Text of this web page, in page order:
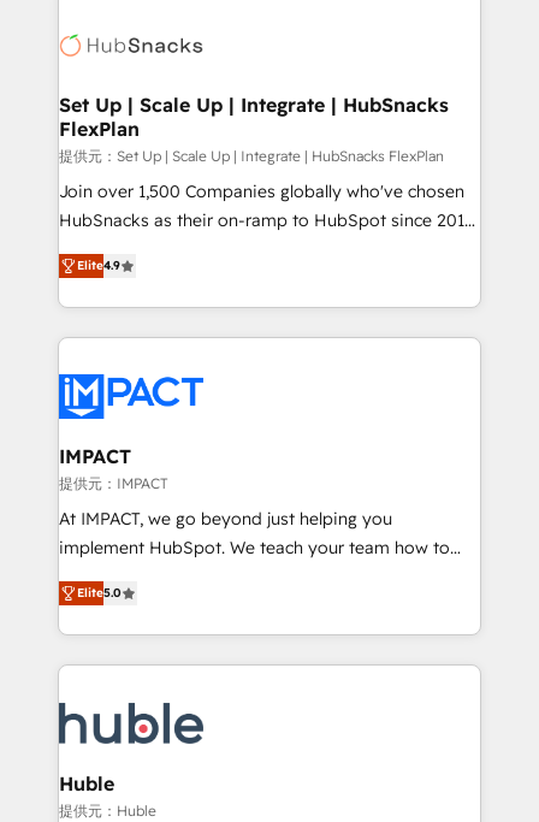
WooCommerce, BuilderTrend, and more Experience
the difference — reach out to see how AI + HubSpot
HubSpot development: websites, custom modules,
marketing, advertising, campaigns, content and
design We connect people, data and technology to
improve customer experiences. With our bright
people, exciting ideas and can-do mentality, we
ensure revenue growth on a daily basis. So tell us
team of 100+ experts is ready for you! Driving digital
growth | www.brightdigital.com
Set Up | Scale Up | Integrate | HubSnacks
FlexPlan
提供元：Set Up | Scale Up | Integrate | HubSnacks FlexPlan
Join over 1,500 Companies globally who've chosen
HubSnacks as their on-ramp to HubSpot since 2014
Simple pay-as-you-go plans that accelerate value...
1️⃣ Set Up | Onboarding New or Check-fixing existing
HubSpot portals 2️⃣ Scale Up | 100% HubSpot Task
Execution... Global 24/7 ... All Experts 3️⃣ Integrate |
Slash months from your API Integration project... ⬅️
Click "Contact Business" ⬅️ to access 150+ Kickstart
Integration templates that put HubSpot in the center
of your tech stack, syncing... 🛍️ Shopify or
WooCommerce 💲 Stripe or Paypal 💰 Sage or
Netsuite 🤖 Google or Microsoft ✍️ DocuSign or
the rare Advanced "Custom Integrations"
Accreditation, securely sync data across... 🔄 any
new HubSpot portal with Advanced Website and
CRM Migrations using our in-house "HubScrub" Tool.
Elite4.9
IMPACT
提供元：IMPACT
At IMPACT, we go beyond just helping you
implement HubSpot. We teach your team how to
master it. As the creators of the Endless Customers
System™ (the next evolution of They Ask, You
Answer), we’re the only HubSpot partner built
entirely around coaching and training. That means
skills, processes, and internal team you need to
attract the right buyers, close deals faster, and grow
without outside dependencies. You’ll learn how to: •
Set up, audit, and organize your HubSpot portal •
Elite5.0
Huble
提供元：Huble